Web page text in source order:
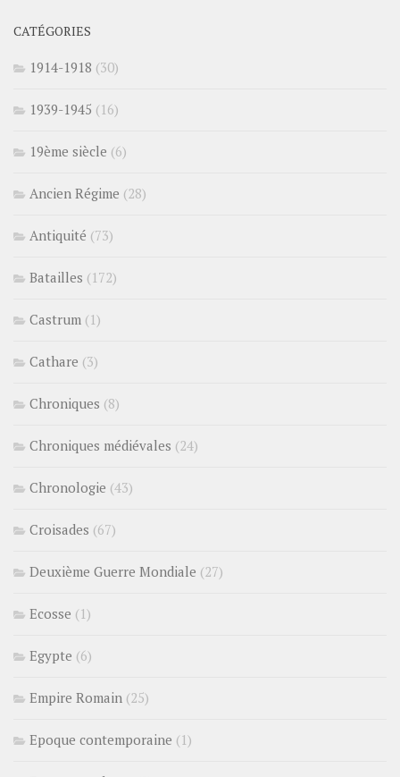
CATÉGORIES
1914-1918 (30)
1939-1945 (16)
19ème siècle (6)
Ancien Régime (28)
Antiquité (73)
Batailles (172)
Castrum (1)
Cathare (3)
Chroniques (8)
Chroniques médiévales (24)
Chronologie (43)
Croisades (67)
Deuxième Guerre Mondiale (27)
Ecosse (1)
Egypte (6)
Empire Romain (25)
Epoque contemporaine (1)